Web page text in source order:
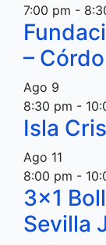
7:00 pm -
–
Ago 9
8:30 pm -
Isla
Ago 11
8:00 pm -
3×1
Sevilla